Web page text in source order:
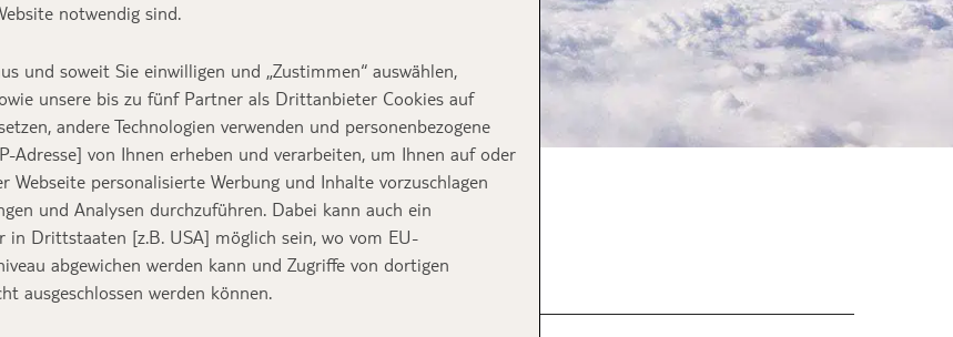
wenn
geht?
Text: TUI Reiseexperten
notwendig sind.
und soweit Sie einwilligen und „Zustimmen“ auswählen,
unsere bis zu fünf Partner als Drittanbieter Cookies auf
andere Technologien verwenden und personenbezogene
Adresse] von Ihnen erheben und verarbeiten, um Ihnen auf oder
Webseite personalisierte Werbung und Inhalte vorzuschlagen
und Analysen durchzuführen. Dabei kann auch ein
in Drittstaaten [z.B. USA] möglich sein, wo vom EU-
abgewichen werden kann und Zugriffe von dortigen
ausgeschlossen werden können.